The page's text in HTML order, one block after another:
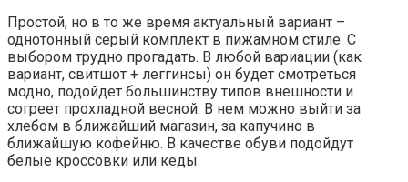
Простой, но в то же время актуальный вариант –
однотонный серый комплект в пижамном стиле. С
выбором трудно прогадать. В любой вариации (как
вариант, свитшот + леггинсы) он будет смотреться
модно, подойдет большинству типов внешности и
согреет прохладной весной. В нем можно выйти за
хлебом в ближайший магазин, за капучино в
ближайшую кофейню. В качестве обуви подойдут
белые кроссовки или кеды.